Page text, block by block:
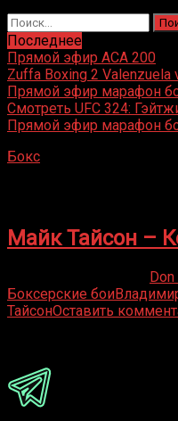
Найти:
Последнее
Прямой эфир ACA 200
Zuffa Boxing 2
Прямой эфир марафон
Смотреть UFC 324:
Прямой эфир марафон
Бокс
Майк Тайсон –
Боксерские бои
ТайсонОставить